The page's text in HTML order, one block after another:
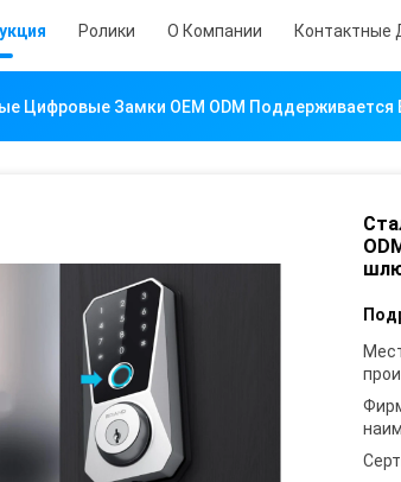
Ролики О Компании Контактные
Цифровые Замки OEM ODM